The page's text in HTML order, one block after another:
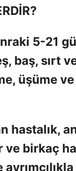
5-21
baş, sırt
üşüme
hastalık,
ve birkaç